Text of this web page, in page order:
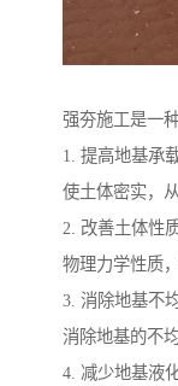
强夯施工是一
1. 提高地基承
使土体密实，
2. 改善土体性
物理力学性质
3. 消除地基不
消除地基的不
4. 减少地基液